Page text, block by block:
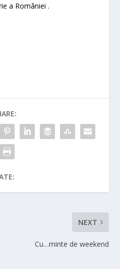
a României .
NEXT
Cu…minte de weekend